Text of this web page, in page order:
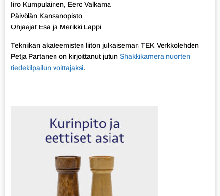
Iiro Kumpulainen, Eero Valkama
Päivölän Kansanopisto
Ohjaajat Esa ja Merikki Lappi
Tekniikan akateemisten liiton julkaiseman TEK Verkkolehden
Petja Partanen on kirjoittanut jutun Shakkikamera nuorten
tiedekilpailun voittajaksi.